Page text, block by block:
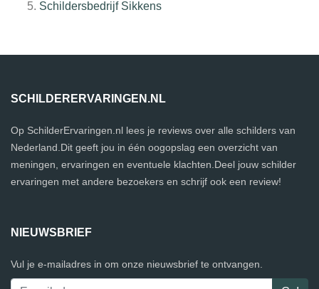
Schildersbedrijf Sikkens
SCHILDERERVARINGEN.NL
Op SchilderErvaringen.nl lees je reviews over alle schilders van
Nederland.Dit geeft jou in één oogopslag een overzicht van
meningen, ervaringen en eventuele klachten.Deel jouw schilder
ervaringen met andere bezoekers en schrijf ook een review!
NIEUWSBRIEF
Vul je e-mailadres in om onze nieuwsbrief te ontvangen.